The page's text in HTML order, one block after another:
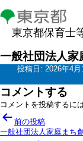
東京都保育士
一般社団法人家
投稿日: 2026年4月
コメントする
コメントを投稿するに
投
稿
前の投稿
一般社団法人家庭まち